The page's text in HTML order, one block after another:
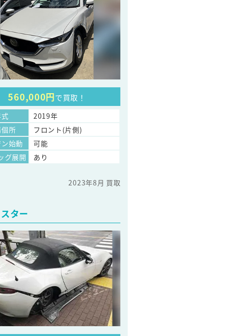
560,000円で買取！
2019年
所
フロント(片側)
始動
可能
グ展開
あり
2023年8月 買取
ター